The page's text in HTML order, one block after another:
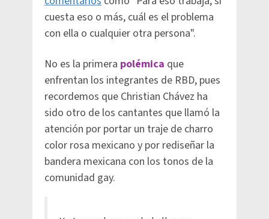
cuesta eso o más, cuál es el problema
con ella o cualquier otra persona".
No es la primera polémica que
enfrentan los integrantes de RBD, pues
recordemos que Christian Chávez ha
sido otro de los cantantes que llamó la
atención por portar un traje de charro
color rosa mexicano y por rediseñar la
bandera mexicana con los tonos de la
comunidad gay.